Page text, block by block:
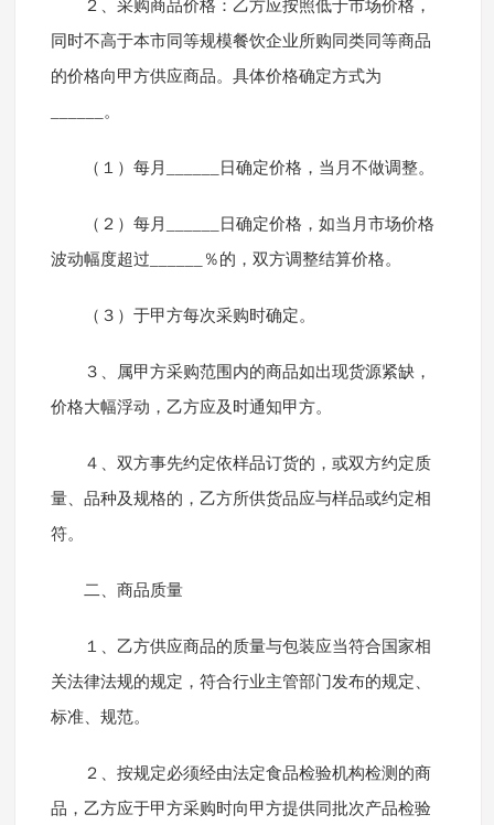
２、采购商品价格：乙方应按照低于市场价格，
同时不高于本市同等规模餐饮企业所购同类同等商品
的价格向甲方供应商品。具体价格确定方式为
______。
（１）每月______日确定价格，当月不做调整。
（２）每月______日确定价格，如当月市场价格
波动幅度超过______％的，双方调整结算价格。
（３）于甲方每次采购时确定。
３、属甲方采购范围内的商品如出现货源紧缺，
价格大幅浮动，乙方应及时通知甲方。
４、双方事先约定依样品订货的，或双方约定质
量、品种及规格的，乙方所供货品应与样品或约定相
符。
二、商品质量
１、乙方供应商品的质量与包装应当符合国家相
关法律法规的规定，符合行业主管部门发布的规定、
标准、规范。
２、按规定必须经由法定食品检验机构检测的商
品，乙方应于甲方采购时向甲方提供同批次产品检验